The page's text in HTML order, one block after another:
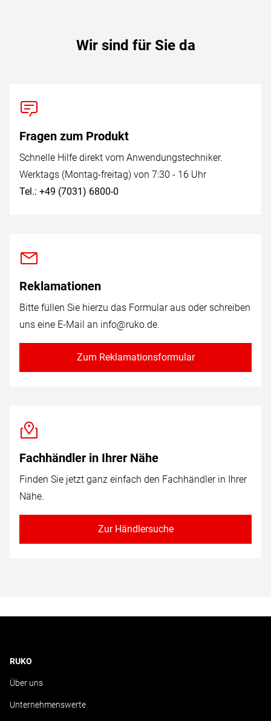
Wir sind für Sie da
Fragen zum Produkt
Schnelle Hilfe direkt vom Anwendungstechniker.
Werktags (Montag-freitag) von 7:30 - 16 Uhr
Tel.: +49 (7031) 6800-0
Reklamationen
Bitte füllen Sie hierzu das Formular aus oder schreiben
uns eine E-Mail an info@ruko.de.
Zum Reklamationsformular
Fachhändler in Ihrer Nähe
Finden Sie jetzt ganz einfach den Fachhändler in Ihrer
Nähe.
Zur Händlersuche
RUKO
Über uns
Unternehmenswerte